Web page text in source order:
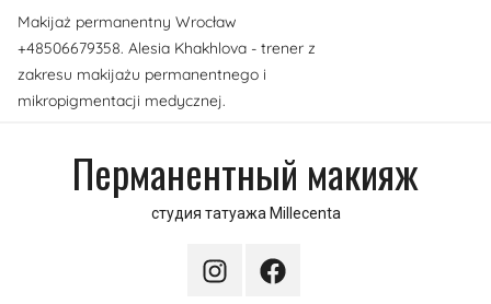
Перейти
содержимому
Makijaż permanentny Wrocław
+48506679358. Alesia Khakhlova - trener z
zakresu makijażu permanentnego i
mikropigmentacji medycznej.
Перманентный макияж
студия татуажа Millecenta
InstagramFacebook